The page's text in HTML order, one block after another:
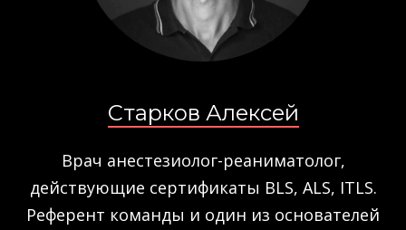
Старков Алексей
Врач анестезиолог-реаниматолог,
действующие сертификаты BLS, ALS, ITLS.
Референт команды и один из основателей